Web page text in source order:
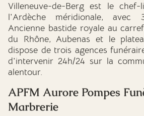
Villeneuve-de-Berg est le
l'Ardèche méridionale, avec
Ancienne bastide royale au
du Rhône, Aubenas et le
dispose de trois agences
d'intervenir 24h/24 sur la
alentour.
APFM Aurore Pompes
Marbrerie